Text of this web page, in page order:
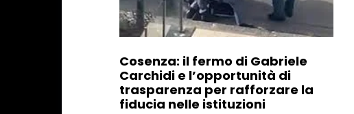
Cosenza: il fermo di Gabriele
Carchidi e l’opportunità di
trasparenza per rafforzare la
fiducia nelle istituzioni